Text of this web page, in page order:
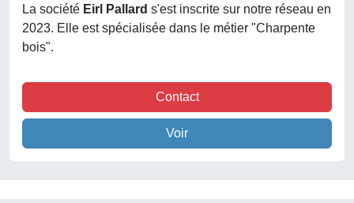
La société Eirl Pallard s'est inscrite sur notre réseau en
2023. Elle est spécialisée dans le métier "Charpente
bois".
Contact
Voir